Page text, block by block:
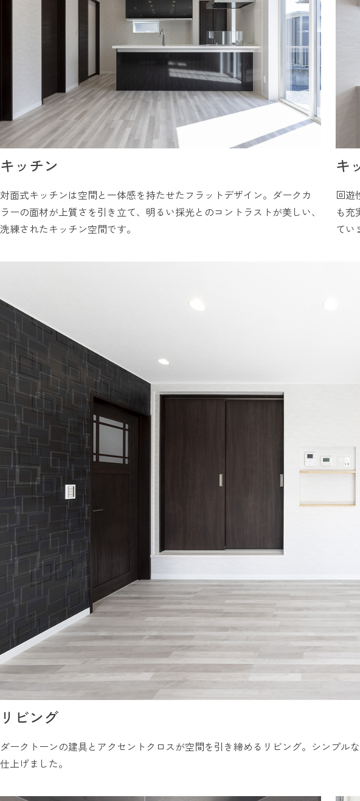
キッチン
対面式キッチンは空間と一体感を持たせたフラットデザイン。ダークカ
ラーの面材が上質さを引き立て、明るい採光とのコントラストが美しい、
洗練されたキッチン空間です。
キ
回遊
も充
てい
リビング
ダークトーンの建具とアクセントクロスが空間を引き締めるリビング。シンプ
仕上げました。